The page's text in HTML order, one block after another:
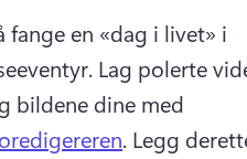
en «dag i livet» i
Lag polerte
bildene dine med
. Legg